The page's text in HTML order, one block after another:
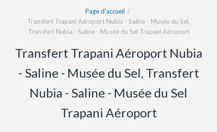
Page d’accueil
Transfert Trapani Aéroport Nubia - Saline - Musée du Sel,
Transfert Nubia - Saline - Musée du Sel Trapani Aéroport
Transfert Trapani Aéroport Nubia
- Saline - Musée du Sel, Transfert
Nubia - Saline - Musée du Sel
Trapani Aéroport